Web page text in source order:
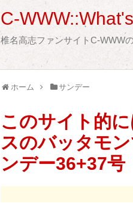
C-
椎名高志ファンサイトC-WWW
ホーム サンデー
このサイト的
スのバッタモ
ンデー36+37号